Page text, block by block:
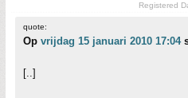
Registered
quote:
Op vrijdag 15 januari 2010 17:04
[..]